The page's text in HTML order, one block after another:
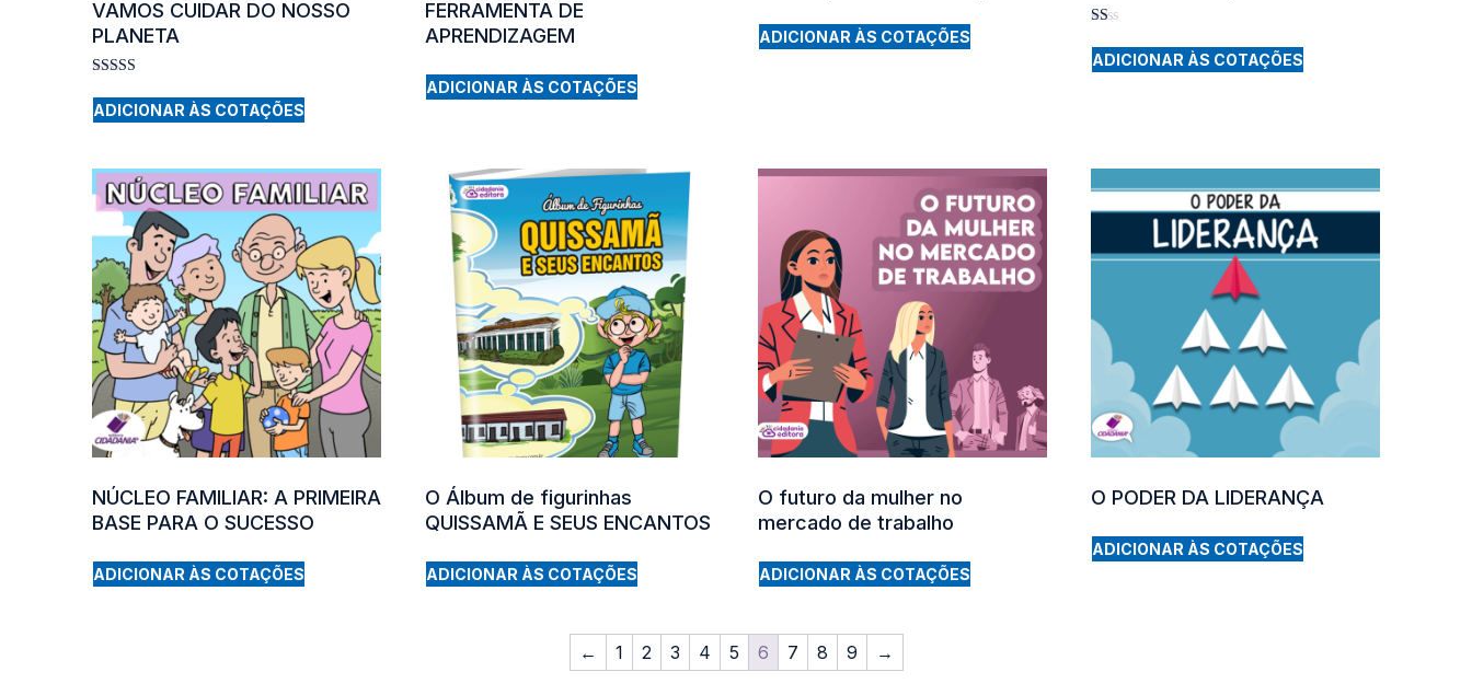
VAMOS CUIDAR DO NOSSO
PLANETA
4.00
out of 5
ADICIONAR ÀS COTAÇÕES
FERRAMENTA DE
APRENDIZAGEM
ADICIONAR ÀS COTAÇÕES
ADICIONAR ÀS COTAÇÕES
1.00
out
ADICIONAR ÀS COTAÇÕES
NÚCLEO FAMILIAR: A PRIMEIRA
BASE PARA O SUCESSO
ADICIONAR ÀS COTAÇÕES
O Álbum de figurinhas
QUISSAMÃ E SEUS ENCANTOS
ADICIONAR ÀS COTAÇÕES
O futuro da mulher no
mercado de trabalho
ADICIONAR ÀS COTAÇÕES
O PODER DA LIDERANÇA
ADICIONAR ÀS COTAÇÕES
← 1 2 3 4 5 6 7 8 9 →